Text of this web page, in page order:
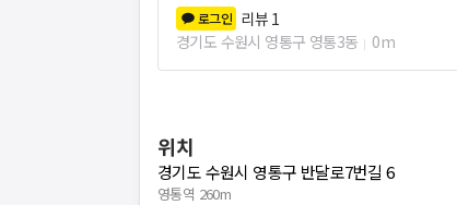
로그인 리뷰 1
경기도 수원시 영통구 영통3동
0m
위치
경기도 수원시 영통구 반달로7번길 6
영통역 260m